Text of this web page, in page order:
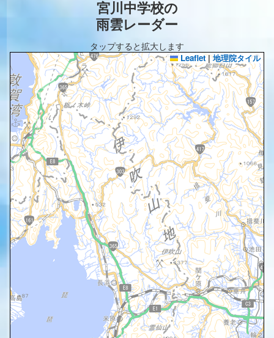
宮川中学校の
雨雲レーダー
タップすると拡大します
Leaflet | 地理院タイル